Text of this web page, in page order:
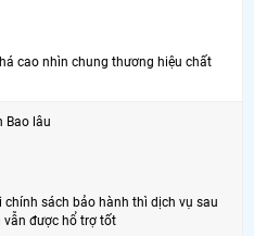
cao nhìn chung thương hiệu chất
Bao lâu
sách bảo hành thì dịch vụ sau
vẫn được hổ trợ tốt